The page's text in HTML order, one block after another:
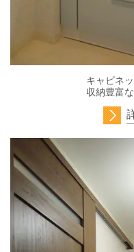
キャビネ
収納